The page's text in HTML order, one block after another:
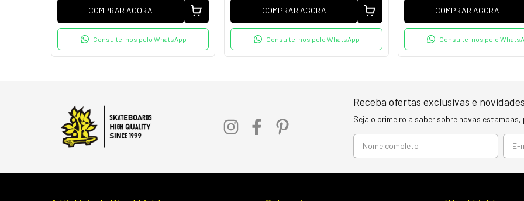
COMPRAR AGORA
Consulte-nos pelo WhatsApp
COMPRAR AGORA
Consulte-nos pelo WhatsApp
COMPRAR AGORA
Consulte-nos pelo
Receba ofertas exclusivas e
Seja o primeiro a saber sobre novas